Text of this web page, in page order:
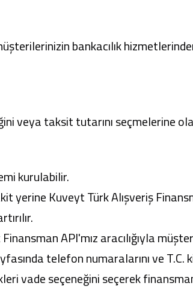
bankacılık
veya taksit tutarını seçmelerine
kurulabilir.
yerine Kuveyt Türk Alışveriş
API'mız aracılığıyla
telefon numaralarını ve T.C.
vade seçeneğini seçerek